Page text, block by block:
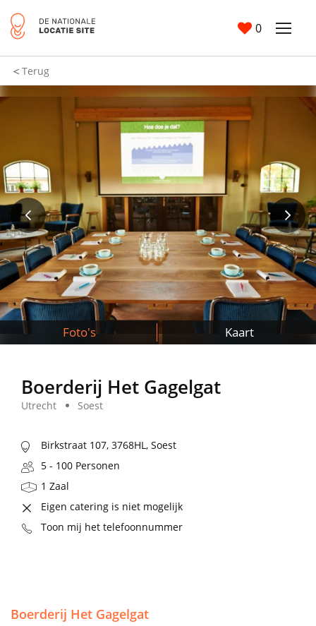
0
Terug
Foto's Kaart
Boerderij Het Gagelgat
Utrecht Soest
Birkstraat 107, 3768HL, Soest
5 - 100 Personen
1 Zaal
Eigen catering is niet mogelijk
Toon mij het telefoonnummer
Boerderij Het Gagelgat